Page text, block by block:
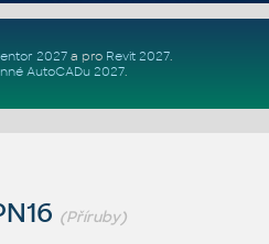
2027a pro Revit 2027.
AutoCADu 2027.
(Příruby)